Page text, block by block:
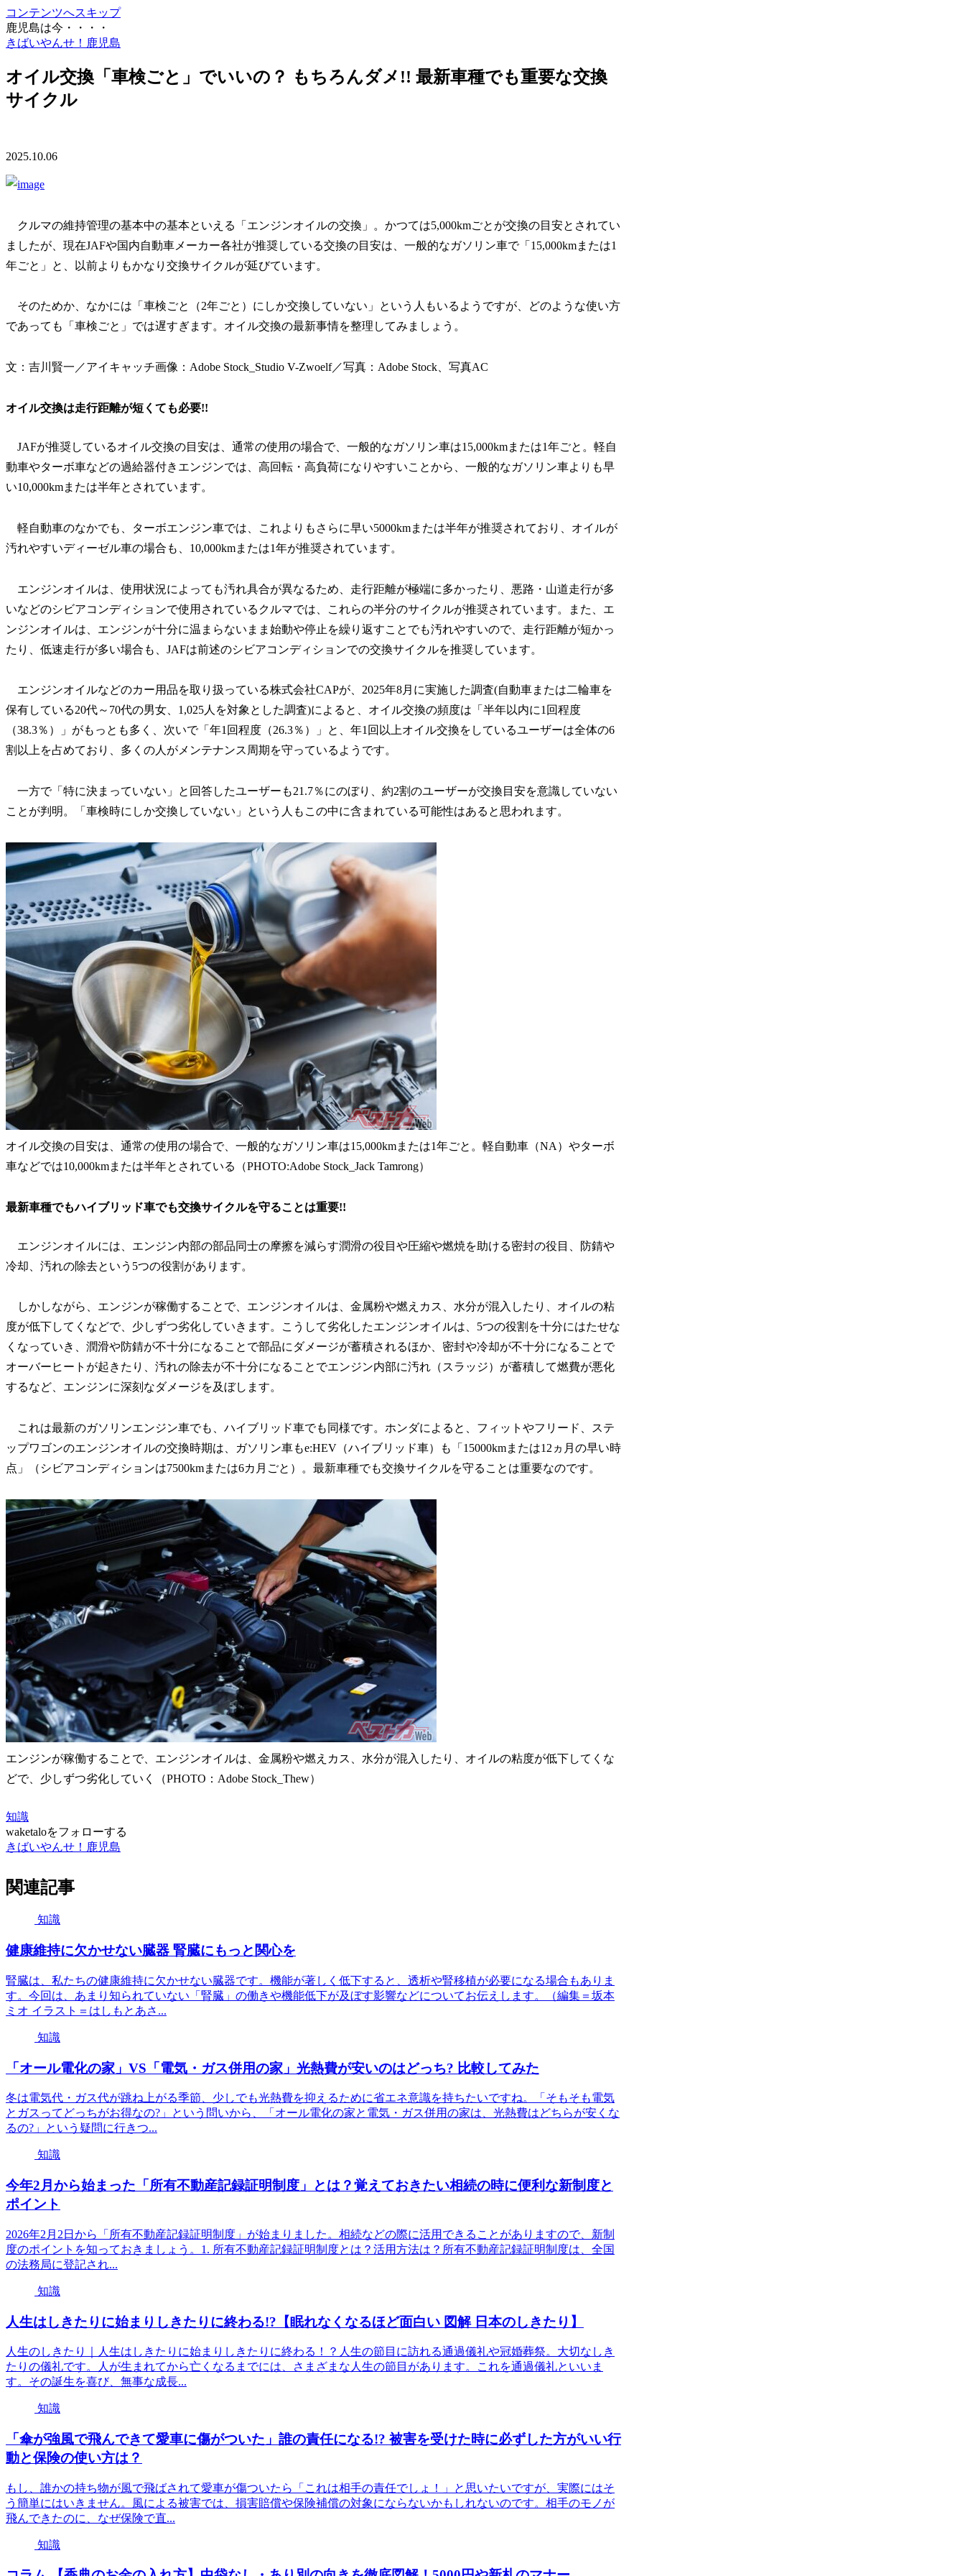
コンテンツへスキップ
鹿児島は今・・・・
きばいやんせ！鹿児島
オイル交換「車検ごと」でいいの？ もちろんダメ!! 最新車種でも重要な交換
サイクル
2025.10.06
クルマの維持管理の基本中の基本といえる「エンジンオイルの交換」。かつては5,000kmごとが交換の目安とされてい
ましたが、現在JAFや国内自動車メーカー各社が推奨している交換の目安は、一般的なガソリン車で「15,000kmまたは1
年ごと」と、以前よりもかなり交換サイクルが延びています。
そのためか、なかには「車検ごと（2年ごと）にしか交換していない」という人もいるようですが、どのような使い方
であっても「車検ごと」では遅すぎます。オイル交換の最新事情を整理してみましょう。
文：吉川賢一／アイキャッチ画像：Adobe Stock_Studio V-Zwoelf／写真：Adobe Stock、写真AC
オイル交換は走行距離が短くても必要!!
JAFが推奨しているオイル交換の目安は、通常の使用の場合で、一般的なガソリン車は15,000kmまたは1年ごと。軽自
動車やターボ車などの過給器付きエンジンでは、高回転・高負荷になりやすいことから、一般的なガソリン車よりも早
い10,000kmまたは半年とされています。
軽自動車のなかでも、ターボエンジン車では、これよりもさらに早い5000kmまたは半年が推奨されており、オイルが
汚れやすいディーゼル車の場合も、10,000kmまたは1年が推奨されています。
エンジンオイルは、使用状況によっても汚れ具合が異なるため、走行距離が極端に多かったり、悪路・山道走行が多
いなどのシビアコンディションで使用されているクルマでは、これらの半分のサイクルが推奨されています。また、エ
ンジンオイルは、エンジンが十分に温まらないまま始動や停止を繰り返すことでも汚れやすいので、走行距離が短かっ
たり、低速走行が多い場合も、JAFは前述のシビアコンディションでの交換サイクルを推奨しています。
エンジンオイルなどのカー用品を取り扱っている株式会社CAPが、2025年8月に実施した調査(自動車または二輪車を
保有している20代～70代の男女、1,025人を対象とした調査)によると、オイル交換の頻度は「半年以内に1回程度
（38.3％）」がもっとも多く、次いで「年1回程度（26.3％）」と、年1回以上オイル交換をしているユーザーは全体の6
割以上を占めており、多くの人がメンテナンス周期を守っているようです。
一方で「特に決まっていない」と回答したユーザーも21.7％にのぼり、約2割のユーザーが交換目安を意識していない
ことが判明。「車検時にしか交換していない」という人もこの中に含まれている可能性はあると思われます。
オイル交換の目安は、通常の使用の場合で、一般的なガソリン車は15,000kmまたは1年ごと。軽自動車（NA）やターボ
車などでは10,000kmまたは半年とされている（PHOTO:Adobe Stock_Jack Tamrong）
最新車種でもハイブリッド車でも交換サイクルを守ることは重要!!
エンジンオイルには、エンジン内部の部品同士の摩擦を減らす潤滑の役目や圧縮や燃焼を助ける密封の役目、防錆や
冷却、汚れの除去という5つの役割があります。
しかしながら、エンジンが稼働することで、エンジンオイルは、金属粉や燃えカス、水分が混入したり、オイルの粘
度が低下してくなどで、少しずつ劣化していきます。こうして劣化したエンジンオイルは、5つの役割を十分にはたせな
くなっていき、潤滑や防錆が不十分になることで部品にダメージが蓄積されるほか、密封や冷却が不十分になることで
オーバーヒートが起きたり、汚れの除去が不十分になることでエンジン内部に汚れ（スラッジ）が蓄積して燃費が悪化
するなど、エンジンに深刻なダメージを及ぼします。
これは最新のガソリンエンジン車でも、ハイブリッド車でも同様です。ホンダによると、フィットやフリード、ステ
ップワゴンのエンジンオイルの交換時期は、ガソリン車もe:HEV（ハイブリッド車）も「15000kmまたは12ヵ月の早い時
点」（シビアコンディションは7500kmまたは6カ月ごと）。最新車種でも交換サイクルを守ることは重要なのです。
エンジンが稼働することで、エンジンオイルは、金属粉や燃えカス、水分が混入したり、オイルの粘度が低下してくな
どで、少しずつ劣化していく（PHOTO：Adobe Stock_Thew）
知識
waketaloをフォローする
きばいやんせ！鹿児島
関連記事
知識
健康維持に欠かせない臓器 腎臓にもっと関心を
腎臓は、私たちの健康維持に欠かせない臓器です。機能が著しく低下すると、透析や腎移植が必要になる場合もありま
す。今回は、あまり知られていない「腎臓」の働きや機能低下が及ぼす影響などについてお伝えします。（編集＝坂本
ミオ イラスト＝はしもとあさ...
知識
「オール電化の家」VS「電気・ガス併用の家」光熱費が安いのはどっち? 比較してみた
冬は電気代・ガス代が跳ね上がる季節、少しでも光熱費を抑えるために省エネ意識を持ちたいですね。「そもそも電気
とガスってどっちがお得なの?」という問いから、「オール電化の家と電気・ガス併用の家は、光熱費はどちらが安くな
るの?」という疑問に行きつ...
知識
今年2月から始まった「所有不動産記録証明制度」とは？覚えておきたい相続の時に便利な新制度と
ポイント
2026年2月2日から「所有不動産記録証明制度」が始まりました。相続などの際に活用できることがありますので、新制
度のポイントを知っておきましょう。1. 所有不動産記録証明制度とは？活用方法は？所有不動産記録証明制度は、全国
の法務局に登記され...
知識
人生はしきたりに始まりしきたりに終わる!?【眠れなくなるほど面白い 図解 日本のしきたり】
人生のしきたり｜人生はしきたりに始まりしきたりに終わる！？人生の節目に訪れる通過儀礼や冠婚葬祭。大切なしき
たりの儀礼です。人が生まれてから亡くなるまでには、さまざまな人生の節目があります。これを通過儀礼といいま
す。その誕生を喜び、無事な成長...
知識
「傘が強風で飛んできて愛車に傷がついた」誰の責任になる!? 被害を受けた時に必ずした方がいい行
動と保険の使い方は？
もし、誰かの持ち物が風で飛ばされて愛車が傷ついたら「これは相手の責任でしょ！」と思いたいですが、実際にはそ
う簡単にはいきません。風による被害では、損害賠償や保険補償の対象にならないかもしれないのです。相手のモノが
飛んできたのに、なぜ保険で直...
知識